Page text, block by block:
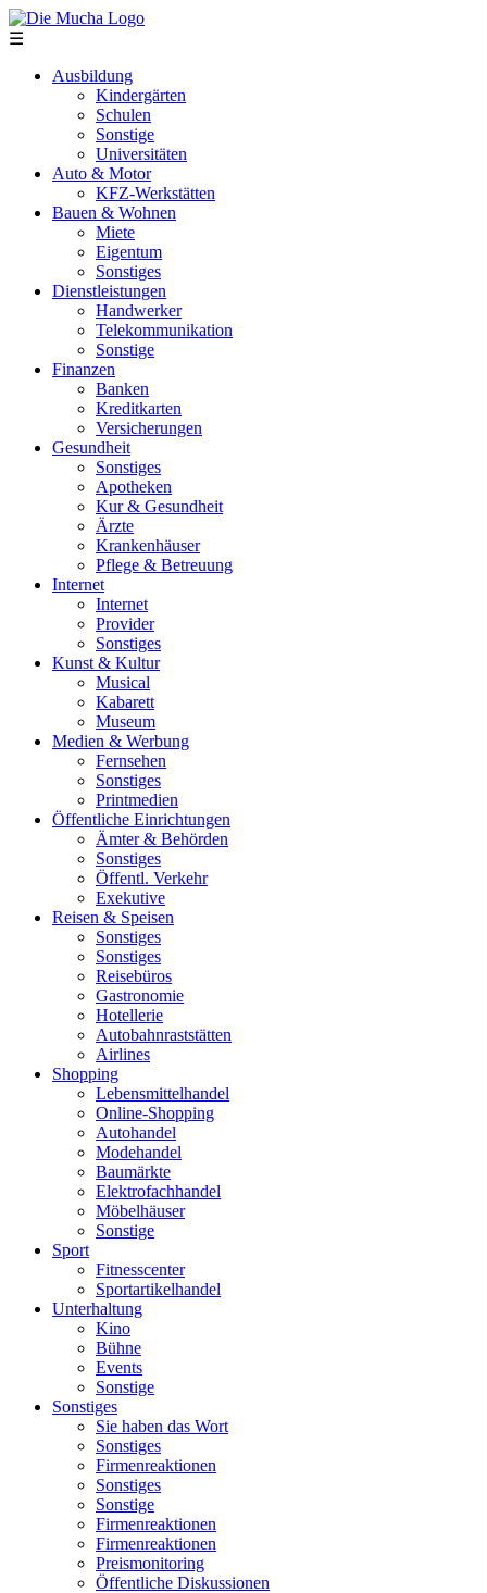
Direkt zum Inhalt
☰
Ausbildung
Kindergärten
Schulen
Sonstige
Universitäten
Auto & Motor
KFZ-Werkstätten
Bauen & Wohnen
Miete
Eigentum
Sonstiges
Dienstleistungen
Handwerker
Telekommunikation
Sonstige
Finanzen
Banken
Kreditkarten
Versicherungen
Gesundheit
Sonstiges
Apotheken
Kur & Gesundheit
Ärzte
Krankenhäuser
Pflege & Betreuung
Internet
Internet
Provider
Sonstiges
Kunst & Kultur
Musical
Kabarett
Museum
Medien & Werbung
Fernsehen
Sonstiges
Printmedien
Öffentliche Einrichtungen
Ämter & Behörden
Sonstiges
Öffentl. Verkehr
Exekutive
Reisen & Speisen
Sonstiges
Sonstiges
Reisebüros
Gastronomie
Hotellerie
Autobahnraststätten
Airlines
Shopping
Lebensmittelhandel
Online-Shopping
Autohandel
Modehandel
Baumärkte
Elektrofachhandel
Möbelhäuser
Sonstige
Sport
Fitnesscenter
Sportartikelhandel
Unterhaltung
Kino
Bühne
Events
Sonstige
Sonstiges
Sie haben das Wort
Sonstiges
Firmenreaktionen
Sonstiges
Sonstige
Firmenreaktionen
Firmenreaktionen
Preismonitoring
Öffentliche Diskussionen